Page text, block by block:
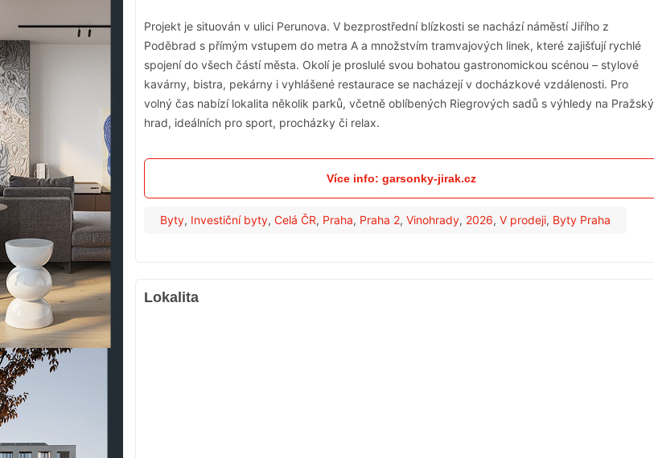
Projekt je situován v ulici Perunova. V bezprostřední blízkosti se nachází náměstí Jiřího z
Poděbrad s přímým vstupem do metra A a množstvím tramvajových linek, které zajišťují rychlé
spojení do všech částí města. Okolí je proslulé svou bohatou gastronomickou scénou – stylové
kavárny, bistra, pekárny i vyhlášené restaurace se nacházejí v docházkové vzdálenosti. Pro
volný čas nabízí lokalita několik parků, včetně oblíbených Riegrových sadů s výhledy na Pražský
hrad, ideálních pro sport, procházky či relax.
Více info: garsonky-jirak.cz
Byty, Investiční byty, Celá ČR, Praha, Praha 2, Vinohrady, 2026, V prodeji, Byty Praha
Lokalita